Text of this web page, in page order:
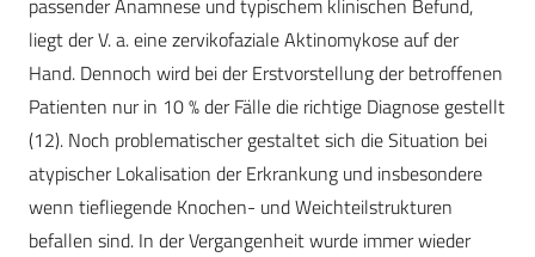
passender Anamnese und typischem klinischen Befund,
liegt der V. a. eine zervikofaziale Aktinomykose auf der
Hand. Dennoch wird bei der Erstvorstellung der betroffenen
Patienten nur in 10 % der Fälle die richtige Diagnose gestellt
(12). Noch problematischer gestaltet sich die Situation bei
atypischer Lokalisation der Erkrankung und insbesondere
wenn tiefliegende Knochen- und Weichteilstrukturen
befallen sind. In der Vergangenheit wurde immer wieder